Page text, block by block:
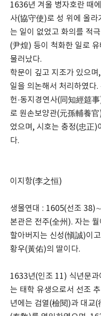
1636년 겨울 병자호란 때
사(協守使)로 성 위에 올라
는 일이 없었고 화의를 적
(尹煌) 등이 척화한 일로
물러났다.
학문이 깊고 지조가 있으
일을 의논해서 처리하였다
헌·동지경연사(同知經筵
로 원손보양관(元孫輔養官
었으며, 시호는 충정(忠正)
다.
이지항(李之恒)
생몰연대 : 1605(선조
본관은 전주(全州). 자는
할아버지는 신성(愼誠)이
황우(黃佑)의 딸이다.
1633년(인조 11) 식년문과
는 태학 유생으로서 선조
년에는 검열(檢閱)과 대교